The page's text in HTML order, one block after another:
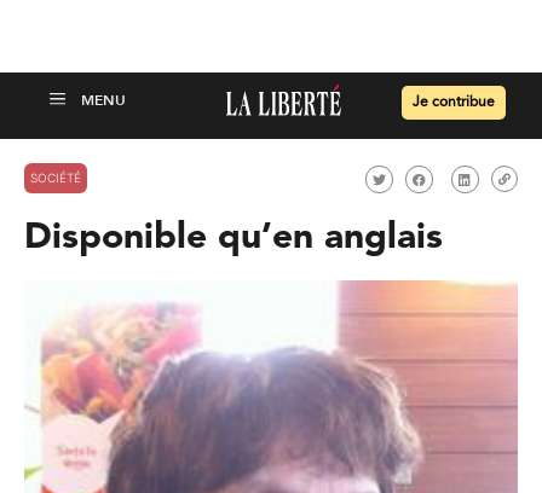
Je contribue
SOCIÉTÉ
Disponible qu’en anglais